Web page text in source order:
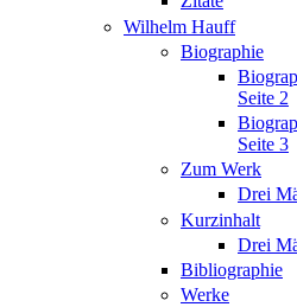
Wilhelm Hauff
Biographie
Seite 2
Seite 3
Zum Werk
Drei
Kurzinhalt
Drei
Bibliographie
Werke